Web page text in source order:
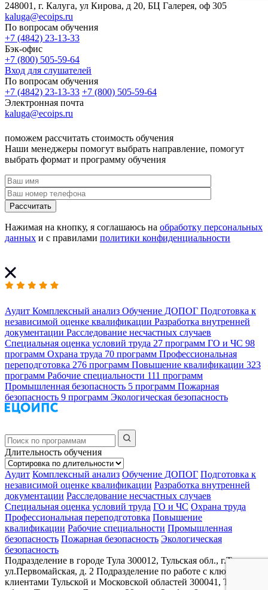
248001, г. Калуга, ул Кирова, д 20, БЦ Галерея, оф 305
kaluga@ecoips.ru
По вопросам обучения
+7 (4842) 23-13-33
Бэк-офис
+7 (800) 505-59-64
Вход для слушателей
По вопросам обучения
+7 (4842) 23-13-33 +7 (800) 505-59-64
Электронная почта
kaluga@ecoips.ru
поможем рассчитать стоимость обучения
Наши менеджеры помогут выбрать направление, помогут
выбрать формат и программу обучения
Рассчитать
Нажимая на кнопку, я соглашаюсь на обработку персональных
данных и с правилами политики конфиденциальности
Аудит Комплексный анализ Обучение ДОПОГ Подготовка к
независимой оценке квалификации Разработка внутренней
документации Расследование несчастных случаев
Специальная оценка условий труда 27 программ ГО и ЧС 98
программ Охрана труда 70 программ Профессиональная
переподготовка 276 программ Повышение квалификации 323
программ Рабочие специальности 111 программ
Промышленная безопасность 5 программ Пожарная
безопасность 9 программ Экологическая безопасность
Длительность обучения
Аудит Комплексный анализ Обучение ДОПОГ Подготовка к
независимой оценке квалификации Разработка внутренней
документации Расследование несчастных случаев
Специальная оценка условий труда ГО и ЧС Охрана труда
Профессиональная переподготовка Повышение
квалификации Рабочие специальности Промышленная
безопасность Пожарная безопасность Экологическая
безопасность
Подразделение в городе Тула 300012, Тульская обл., г.Тула,
ул.Первомайская, д. 2 Подразделение по работе с ключевыми
клиентами Тульской и Московской областей 300041, Тульская